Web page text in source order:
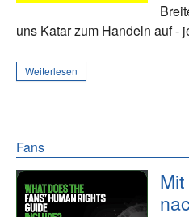
uns Katar zum Handeln auf -
Weiterlesen
Fans